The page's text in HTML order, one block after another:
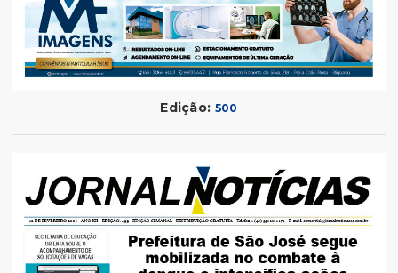
Edição: 500